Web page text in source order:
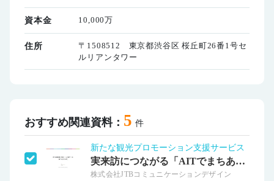
資本金 10,000万
住所
〒1508512 東京都渋谷区 桜丘町26番1号セ
ルリアンタワー
おすすめ関連資料： 5 件
新たな観光プロモーション支援サービス
実来訪につながる「AITでまちあげ」
株式会社JTBコミュニケーションデザイン